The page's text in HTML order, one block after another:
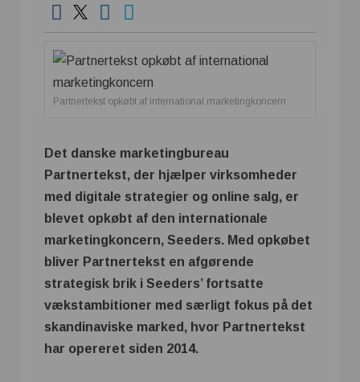
Partnertekst opkøbt af international marketingkoncern
Det danske marketingbureau
Partnertekst, der hjælper virksomheder
med digitale strategier og online salg, er
blevet opkøbt af den internationale
marketingkoncern, Seeders. Med opkøbet
bliver Partnertekst en afgørende
strategisk brik i Seeders’ fortsatte
vækstambitioner med særligt fokus på det
skandinaviske marked, hvor Partnertekst
har opereret siden 2014.